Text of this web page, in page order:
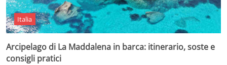
Italia
Arcipelago di La Maddalena in barca: itinerario, soste e
consigli pratici